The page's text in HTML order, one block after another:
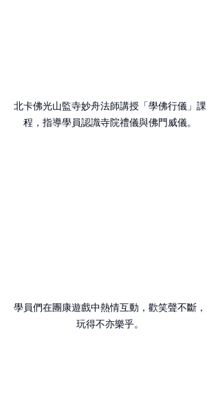
北卡佛光山監寺妙舟法師講授「學佛行儀」課
程，指導學員認識寺院禮儀與佛門威儀。
學員們在團康遊戲中熱情互動，歡笑聲不斷，
玩得不亦樂乎。